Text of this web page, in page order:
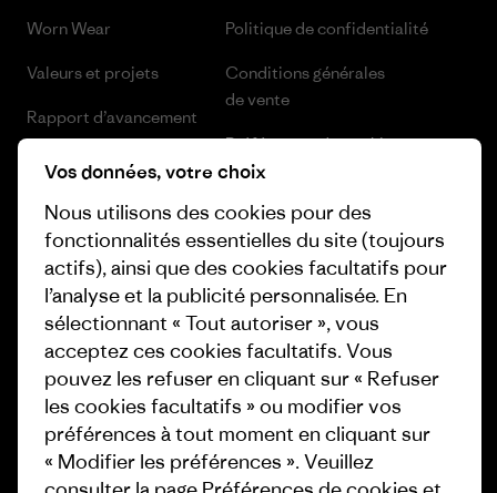
Worn Wear
Valeurs et projets
Rapport d’avancement
Business Unusual
Objectifs climatiques
1% For The Planet
Comment nous finançons
Nos magasins
Politique de confidentialité
Conditions générales
de vente
Préférences de cookie
Presse et media
Industry program
Programme d’affiliation
Patagonia Suisse Plan du site
Vos données, votre choix
Nous utilisons des cookies pour des
fonctionnalités essentielles du site (toujours
actifs), ainsi que des cookies facultatifs pour
l’analyse et la publicité personnalisée. En
sélectionnant « Tout autoriser », vous
acceptez ces cookies facultatifs. Vous
pouvez les refuser en cliquant sur « Refuser
les cookies facultatifs » ou modifier vos
préférences à tout moment en cliquant sur
« Modifier les préférences ». Veuillez